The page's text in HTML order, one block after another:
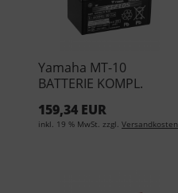
Yamaha MT-10
BATTERIE KOMPL.
00
159,34 EUR
inkl. 19 % MwSt. zzgl. Versandkosten